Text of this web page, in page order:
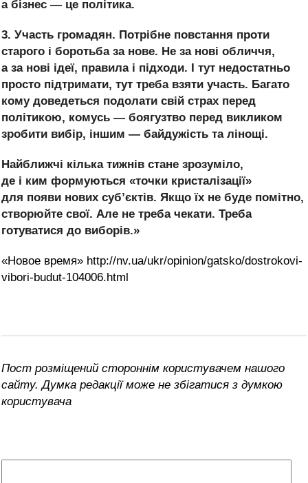
а бізнес — це політика.
3. Участь громадян. Потрібне повстання проти
старого і боротьба за нове. Не за нові обличчя,
а за нові ідеї, правила і підходи. І тут недостатньо
просто підтримати, тут треба взяти участь. Багато
кому доведеться подолати свій страх перед
політикою, комусь — боягузтво перед викликом
зробити вибір, іншим — байдужість та лінощі.
Найближчі кілька тижнів стане зрозуміло,
де і ким формуються «точки кристалізації»
для появи нових суб’єктів. Якщо їх не буде помітно,
створюйте свої. Але не треба чекати. Треба
готуватися до виборів.»
«Новое время» http://nv.ua/ukr/opinion/gatsko/dostrokovi-
vibori-budut-104006.html
Пост розміщений стороннім користувачем нашого
сайту. Думка редакції може не збігатися з думкою
користувача